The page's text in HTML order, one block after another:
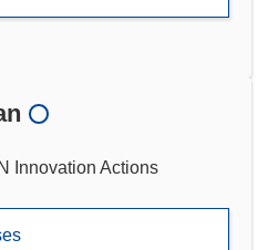
Innovation Actions